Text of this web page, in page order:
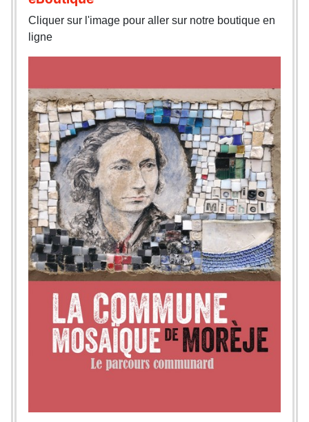
Cliquer sur l'image pour aller sur notre boutique en
ligne